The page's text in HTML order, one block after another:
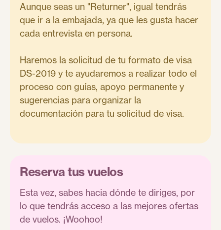
Aunque seas un "Returner", igual tendrás
que ir a la embajada, ya que les gusta hacer
cada entrevista en persona.
Haremos la solicitud de tu formato de visa
DS-2019 y te ayudaremos a realizar todo el
proceso con guías, apoyo permanente y
sugerencias para organizar la
documentación para tu solicitud de visa.
Reserva tus vuelos
Esta vez, sabes hacia dónde te diriges, por
lo que tendrás acceso a las mejores ofertas
de vuelos. ¡Woohoo!